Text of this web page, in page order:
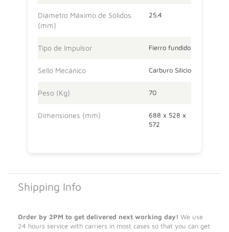
Diámetro Máximo de Sólidos
(mm)
25.4
Tipo de Impulsor Fierro fundido
Sello Mecánico Carburo Silicio
Peso (Kg) 70
Dimensiones (mm)
688 x 528 x
572
Shipping Info
Order by 2PM to get delivered next working day! We use
24 hours service with carriers in most cases so that you can get